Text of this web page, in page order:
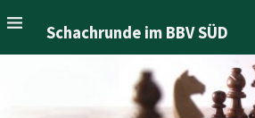
Schachrunde im BBV SÜD